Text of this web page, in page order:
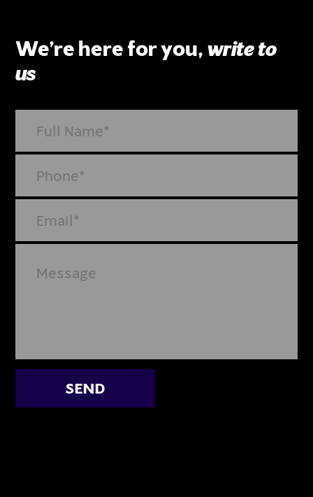
We’re here for you, write to
us